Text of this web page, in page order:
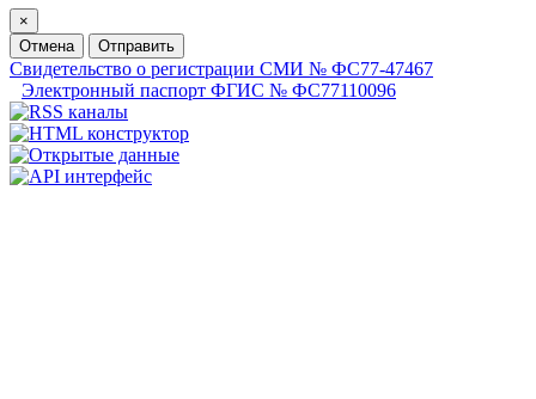
×
Отмена
Отправить
Свидетельство о регистрации СМИ № ФС77-47467
Электронный паспорт ФГИС № ФС77110096